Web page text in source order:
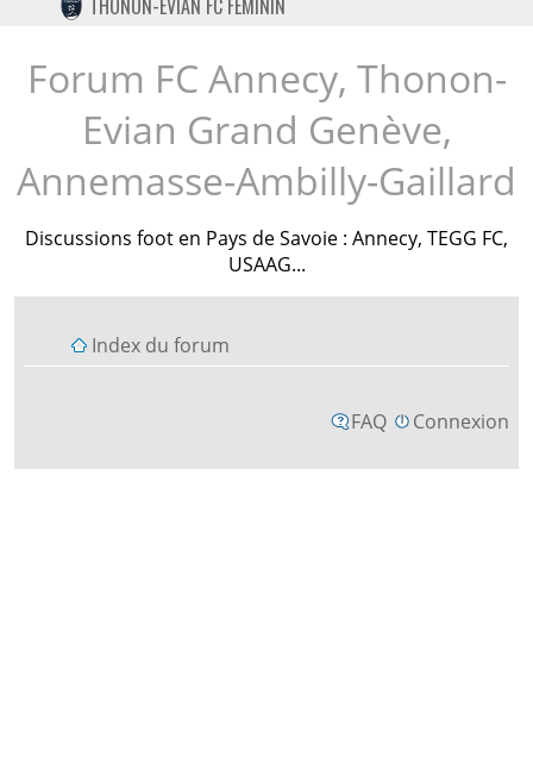
TWITTER
INSTAGRAM
THONON-EVIAN FC FÉMININ
Forum FC Annecy, Thonon-
Evian Grand Genève,
Annemasse-Ambilly-Gaillard
Discussions foot en Pays de Savoie : Annecy, TEGG FC,
USAAG...
Index du forum
FAQ Connexion